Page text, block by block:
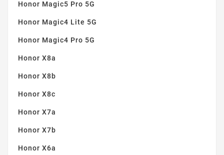
Honor Magic5 Pro 5G
Honor Magic4 Lite 5G
Honor Magic4 Pro 5G
Honor X8a
Honor X8b
Honor X8c
Honor X7a
Honor X7b
Honor X6a